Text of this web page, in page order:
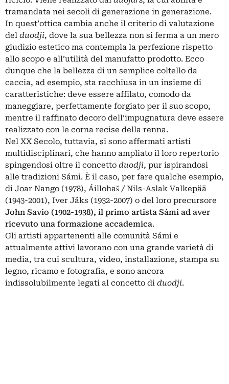
tramandata nei secoli di generazione in generazione.
In quest’ottica cambia anche il criterio di valutazione
del duodji, dove la sua bellezza non si ferma a un mero
giudizio estetico ma contempla la perfezione rispetto
allo scopo e all’utilità del manufatto prodotto. Ecco
dunque che la bellezza di un semplice coltello da
caccia, ad esempio, sta racchiusa in un insieme di
caratteristiche: deve essere affilato, comodo da
maneggiare, perfettamente forgiato per il suo scopo,
mentre il raffinato decoro dell’impugnatura deve essere
realizzato con le corna recise della renna.
Nel XX Secolo, tuttavia, si sono affermati artisti
multidisciplinari, che hanno ampliato il loro repertorio
spingendosi oltre il concetto duodji, pur ispirandosi
alle tradizioni Sámi. È il caso, per fare qualche esempio,
di Joar Nango (1978), Áillohaš / Nils-Aslak Valkepää
(1943-2001), Iver Jåks (1932-2007) o del loro precursore
John Savio (1902-1938), il primo artista Sámi ad aver
ricevuto una formazione accademica.
Gli artisti appartenenti alle comunità Sámi e
attualmente attivi lavorano con una grande varietà di
media, tra cui scultura, video, installazione, stampa su
legno, ricamo e fotografia, e sono ancora
indissolubilmente legati al concetto di duodji.